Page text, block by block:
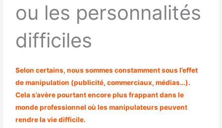
ou les personnalités
difficiles
Selon certains, nous sommes constamment sous l’effet
de manipulation (publicité, commerciaux, médias…).
Cela s’avère pourtant encore plus frappant dans le
monde professionnel où les manipulateurs peuvent
rendre la vie difficile.